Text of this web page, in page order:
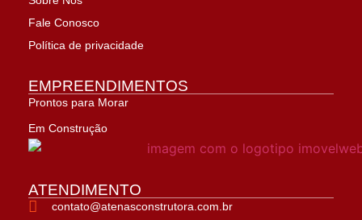
Fale Conosco
Política de privacidade
EMPREENDIMENTOS
Prontos para Morar
Em Construção
ATENDIMENTO
contato@atenasconstrutora.com.br